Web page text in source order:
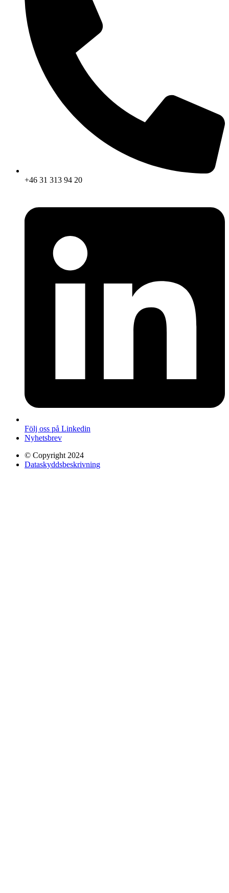
+46 31 313 94 20
Följ oss på Linkedin
Nyhetsbrev
© Copyright 2024
Dataskyddsbeskrivning